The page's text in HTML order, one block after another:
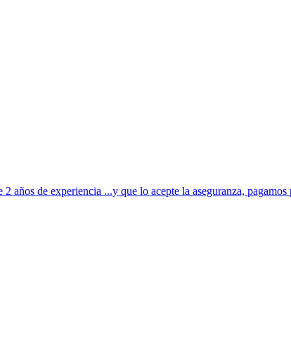
de experiencia ...y que lo acepte la aseguranza, pagamos